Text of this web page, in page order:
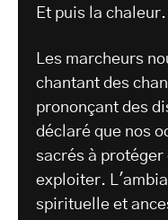
Et puis la chaleur.
Les marcheurs
chantant des
prononçant des
déclaré que nos
sacrés à
exploiter.
spirituelle et